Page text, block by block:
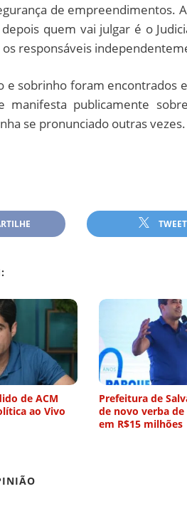
de empreendimentos.
quem vai julgar é o
responsáveis
e sobrinho foram encontrados
manifesta publicamente
se pronunciado outras vezes.
TWEET
de ACM
ao Vivo
Prefeitura de
de novo verba
em R$15 milhões